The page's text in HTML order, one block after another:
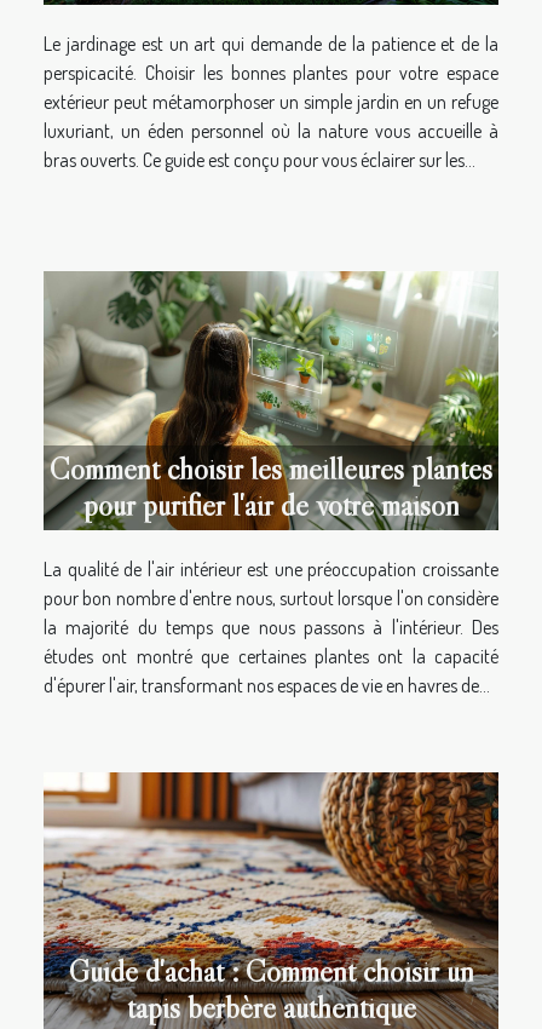
Le jardinage est un art qui demande de la patience et de la
perspicacité. Choisir les bonnes plantes pour votre espace
extérieur peut métamorphoser un simple jardin en un refuge
luxuriant, un éden personnel où la nature vous accueille à
bras ouverts. Ce guide est conçu pour vous éclairer sur les...
Comment choisir les meilleures plantes
pour purifier l'air de votre maison
La qualité de l'air intérieur est une préoccupation croissante
pour bon nombre d'entre nous, surtout lorsque l'on considère
la majorité du temps que nous passons à l'intérieur. Des
études ont montré que certaines plantes ont la capacité
d'épurer l'air, transformant nos espaces de vie en havres de...
Guide d'achat : Comment choisir un
tapis berbère authentique